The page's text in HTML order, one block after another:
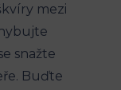
mezi
snažte
Buďte